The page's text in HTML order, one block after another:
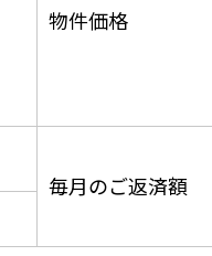
物件価格
毎月のご返済額